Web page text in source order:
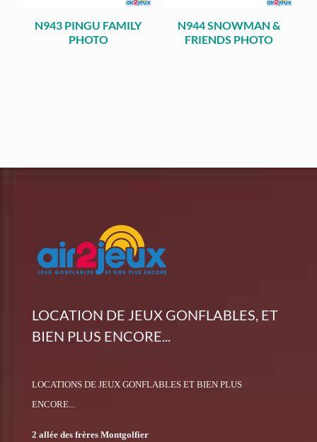
N943 PINGU FAMILY
PHOTO
N944 SNOWMAN &
FRIENDS PHOTO
LOCATION DE JEUX GONFLABLES, ET
BIEN PLUS ENCORE...
LOCATIONS DE JEUX GONFLABLES ET BIEN PLUS
ENCORE...
2 allée des frères Montgolfier